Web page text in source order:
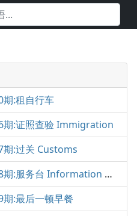
期:租自行车
期:证照查验 Immigration
期:过关 Customs
赖世雄旅游观光英语通 第18期:服务台 Information Desk
:最后一顿早餐